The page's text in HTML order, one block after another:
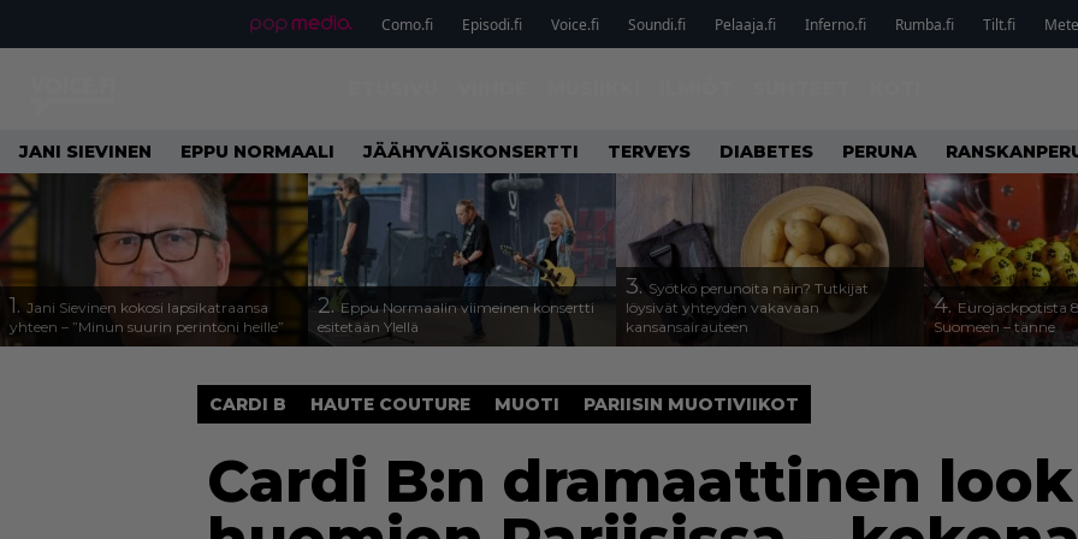
Como.fi Episodi.fi Voice.fi Soundi.fi Pelaaja.fi Inferno.fi Rumba.fi Tilt.fi
JANI SIEVINEN EPPU NORMAALI JÄÄHYVÄISKONSERTTI TERVEYS DIABETES PERUNA
1. Jani Sievinen kokosi lapsikatraansa
yhteen – ”Minun suurin perintöni heille”
2. Eppu Normaalin viimeinen konsertti
esitetään Ylellä
3. Syötkö perunoita näin? Tutkijat
löysivät yhteyden vakavaan
kansansairauteen
4. Eurojackpotista
Suomeen – tänne
CARDI B HAUTE COUTURE MUOTI PARIISIN MUOTIVIIKOT
Cardi B:n dramaattinen